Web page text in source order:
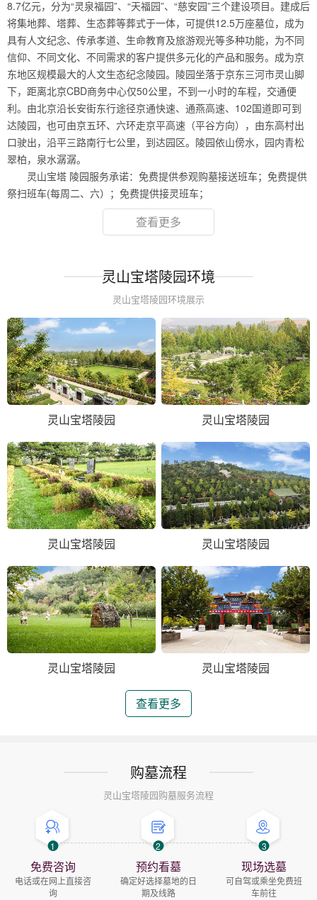
8.7亿元，分为“灵泉福园”、“天福园”、“慈安园”三个建设项目。建成后
将集地葬、塔葬、生态葬等葬式于一体，可提供12.5万座墓位，成为
具有人文纪念、传承孝道、生命教育及旅游观光等多种功能，为不同
信仰、不同文化、不同需求的客户提供多元化的产品和服务。成为京
东地区规模最大的人文生态纪念陵园。陵园坐落于京东三河市灵山脚
下，距离北京CBD商务中心仅50公里，不到一小时的车程，交通便
利。由北京沿长安街东行途径京通快速、通燕高速、102国道即可到
达陵园，也可由京五环、六环走京平高速（平谷方向），由东高村出
口驶出，沿平三路南行七公里，到达园区。陵园依山傍水，园内青松
翠柏，泉水潺潺。
灵山宝塔 陵园服务承诺：免费提供参观购墓接送班车；免费提供
祭扫班车(每周二、六）；免费提供接灵班车；
查看更多
灵山宝塔陵园环境
灵山宝塔陵园环境展示
灵山宝塔陵园 灵山宝塔陵园
灵山宝塔陵园 灵山宝塔陵园
灵山宝塔陵园 灵山宝塔陵园
查看更多
购墓流程
灵山宝塔陵园购墓服务流程
1
免费咨询
电话或在网上直接咨
询
2
预约看墓
确定好选择墓地的日
期及线路
3
现场选墓
可自驾或乘坐免费班
车前往